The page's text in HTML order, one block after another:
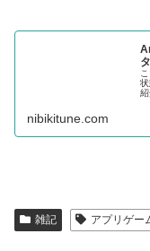
nibikitune.com
雑記 アプリゲー